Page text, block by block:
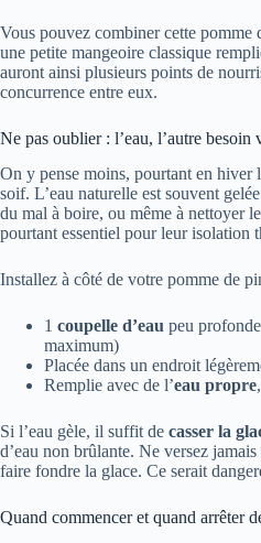
Vous pouvez combiner cette pomme
une petite mangeoire classique
auront ainsi plusieurs points de
concurrence entre eux.
Ne pas oublier : l’eau, l’autre besoin
On y pense moins, pourtant en hiver
soif. L’eau naturelle est souvent
du mal à boire, ou même à nettoyer
pourtant essentiel pour leur isolation
Installez à côté de votre pomme de
1 coupelle d’eau peu
maximum)
Placée dans un endroit
Remplie avec de l’eau propre
Si l’eau gèle, il suffit de casser la
d’eau non brûlante. Ne versez
faire fondre la glace. Ce serait
Quand commencer et quand arrêter